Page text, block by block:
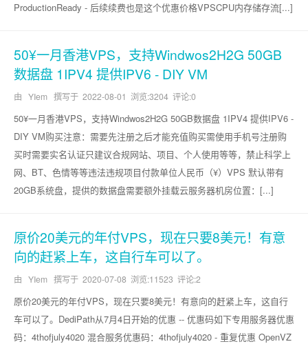
ProductionReady - 后续续费也是这个优惠价格VPSCPU内存储存流[...]
50¥一月香港VPS，支持Windwos2H2G 50GB
数据盘 1IPV4 提供IPV6 - DIY VM
由 YIem 撰写于 2022-08-01 浏览:3204 评论:0
50¥一月香港VPS，支持Windwos2H2G 50GB数据盘 1IPV4 提供IPV6 -
DIY VM购买注意：需要先注册之后才能充值购买需使用手机号注册购
买时需要实名认证只建议合规网站、项目、个人使用等等，禁止科学上
网、BT、色情等等违法违规项目付款单位人民币（¥）VPS 默认带有
20GB系统盘，提供的数据盘需要额外挂载云服务器机房位置：[...]
原价20美元的年付VPS，现在只要8美元！有意
向的赶紧上车，这自行车可以了。
由 YIem 撰写于 2020-07-08 浏览:11523 评论:2
原价20美元的年付VPS，现在只要8美元！有意向的赶紧上车，这自行
车可以了。DediPath从7月4日开始的优惠 -- 优惠码如下专用服务器优惠
码：4thofjuly4020 混合服务优惠码：4thofjuly4020 - 重复优惠 OpenVZ